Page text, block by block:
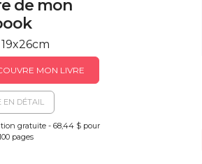
de mon
MON LIVRE
EN DÉTAIL
gratuite - 68,44 $ pour
pages